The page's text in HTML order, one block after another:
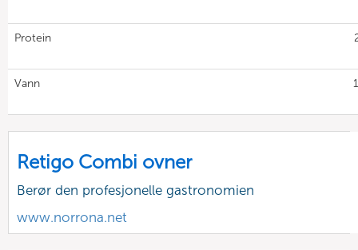
Protein
Vann
Retigo Combi ovner
Berør den profesjonelle gastronomien
www.norrona.net